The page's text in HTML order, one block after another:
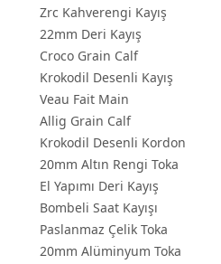
Zrc Kahverengi Kayış
22mm Deri Kayış
Croco Grain Calf
Krokodil Desenli Kayış
Veau Fait Main
Allig Grain Calf
Krokodil Desenli Kordon
20mm Altın Rengi Toka
El Yapımı Deri Kayış
Bombeli Saat Kayışı
Paslanmaz Çelik Toka
20mm Alüminyum Toka